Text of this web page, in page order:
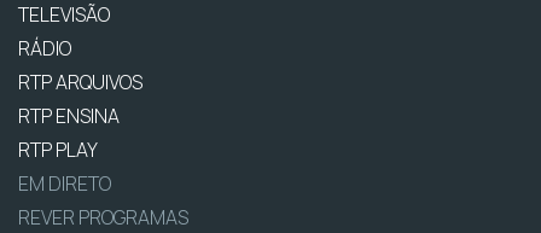
TELEVISÃO
RÁDIO
RTP ARQUIVOS
RTP ENSINA
RTP PLAY
EM DIRETO
REVER PROGRAMAS